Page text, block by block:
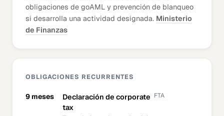
obligaciones de goAML y prevención de blanqueo
si desarrolla una actividad designada. Ministerio
de Finanzas
OBLIGACIONES RECURRENTES
9 meses
Declaración de corporate
tax
FTA